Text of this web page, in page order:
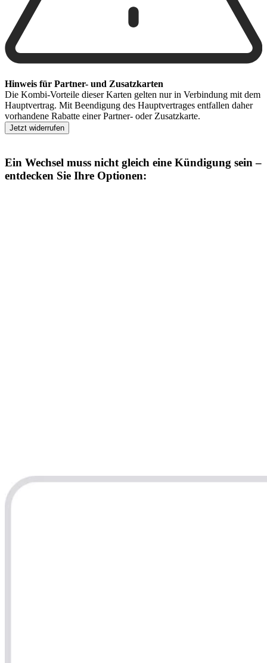
Hinweis für Partner- und Zusatzkarten
Die Kombi-Vorteile dieser Karten gelten nur in Verbindung mit dem
Hauptvertrag. Mit Beendigung des Hauptvertrages entfallen daher
vorhandene Rabatte einer Partner- oder Zusatzkarte.
Jetzt widerrufen
Ein Wechsel muss nicht gleich eine Kündigung sein –
entdecken Sie Ihre Optionen: